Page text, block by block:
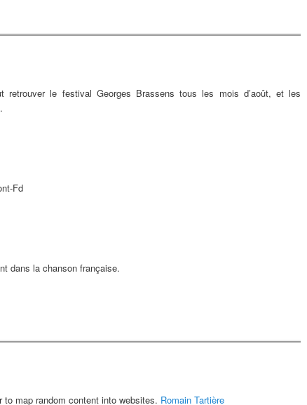
retrouver le festival Georges Brassens tous les mois d’août, et les
Fd
dans la chanson française.
map random content into websites. Romain Tartière